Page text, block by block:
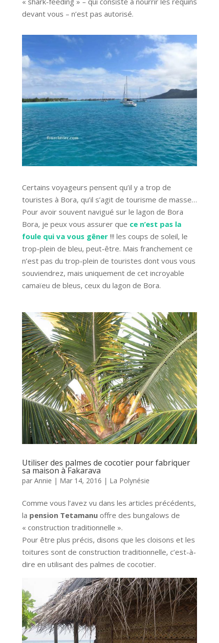
devant vous – n’est pas autorisé.
Certains voyageurs pensent qu’il y a trop de
touristes à Bora, qu’il s’agit de tourisme de masse…
Pour avoir souvent navigué sur le lagon de Bora
Bora, je peux vous assurer que ce n’est pas la
foule qui va vous gêner!!! les coups de soleil, le
trop-plein de bleu, peut-être. Mais franchement ce
n’est pas du trop-plein de touristes dont vous vous
souviendrez, mais uniquement de cet incroyable
camaïeu de bleus, ceux du lagon de Bora.
Utiliser des palmes de cocotier pour fabriquer
sa maison à Fakarava
par Annie | Mar 14, 2016 | La Polynésie
Comme vous l’avez vu dans les articles précédents,
la pension Tetamanuoffre des bungalows de
« construction traditionnelle ».
Pour être plus précis, disons que les cloisons et les
toitures sont de construction traditionnelle, c’est-à-
dire en utilisant des palmes de cocotier.